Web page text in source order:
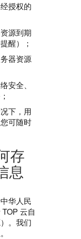
授权的
源到期
醒）；
器资源
安全、
下，用
可随时
存
息
华人民
云自
。我们